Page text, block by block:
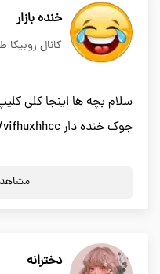
خنده بازار
کانال روبیکا
سلام بچه ها اینجا کلی
جوک خنده دار https://rubika.ir/vifhuxhhcc
دخترانه